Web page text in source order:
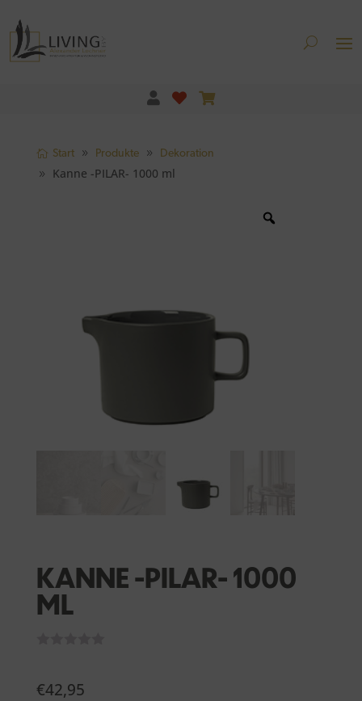
Start Produkte Dekoration
Kanne -PILAR- 1000 ml
KANNE -PILAR- 1000
ML
€42,95